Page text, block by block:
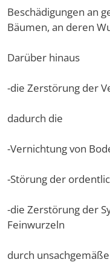
Beschädigungen an
Bäumen, an deren
Darüber hinaus
-die Zerstörung der
dadurch die
-Vernichtung von
-Störung der
-die Zerstörung der
Feinwurzeln
durch